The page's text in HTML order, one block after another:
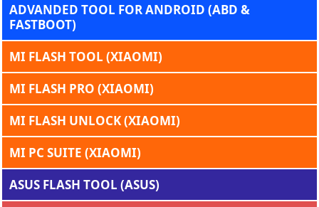
ADVANDED TOOL FOR ANDROID (ABD &
FASTBOOT)
MI FLASH TOOL (XIAOMI)
MI FLASH PRO (XIAOMI)
MI FLASH UNLOCK (XIAOMI)
MI PC SUITE (XIAOMI)
ASUS FLASH TOOL (ASUS)